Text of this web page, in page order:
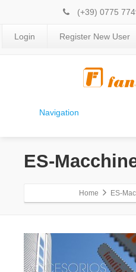
(+39) 0775
Login Register New User
Navigation
ES-
Home ES-